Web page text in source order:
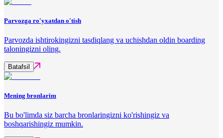
Parvozga ro'yxatdan o'tish
Parvozda ishtirokingizni tasdiqlang va uchishdan oldin boarding
taloningizni oling.
Batafsil
Mening bronlarim
Bu bo'limda siz barcha bronlaringizni ko'rishingiz va
boshqarishingiz mumkin.